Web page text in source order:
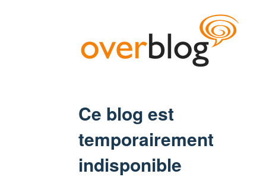
Ce blog est
temporairement
indisponible